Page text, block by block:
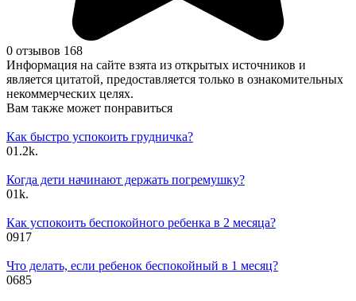
0 отзывов 168
Информация на сайте взята из открытых источников и
является цитатой, предоставляется только в ознакомительных
некоммерческих целях.
Вам также может понравиться
Как быстро успокоить грудничка?
01.2k.
Когда дети начинают держать погремушку?
01k.
Как успокоить беспокойного ребенка в 2 месяца?
0917
Что делать, если ребенок беспокойный в 1 месяц?
0685